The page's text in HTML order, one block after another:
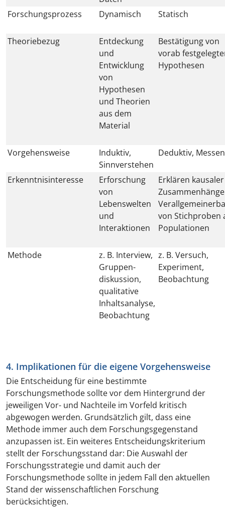
Forschungsprozess
Dynamisch Statisch
Theoriebezug
Entdeckung
und
Entwicklung
von
Hypothesen
und Theorien
aus dem
Material
Bestätigung von
vorab
Hypothesen
Vorgehensweise
Induktiv,
Sinnverstehen
Deduktiv, Messen
Erkenntnisinteresse
Erforschung
von
Lebenswelten
und
Interaktionen
Erklären kausaler
Zusammenhänge
von Stichproben
Populationen
Methode
z. B. Interview,
Gruppen-
diskussion,
qualitative
Inhaltsanalyse,
Beobachtung
z. B. Versuch,
Experiment,
Beobachtung
4. Implikationen für die eigene Vorgehensweise
Die Entscheidung für eine bestimmte
Forschungsmethode sollte vor dem Hintergrund der
jeweiligen Vor- und Nachteile im Vorfeld kritisch
abgewogen werden. Grundsätzlich gilt, dass eine
Methode immer auch dem Forschungsgegenstand
anzupassen ist. Ein weiteres Entscheidungskriterium
stellt der Forschungsstand dar: Die Auswahl der
Forschungsstrategie und damit auch der
Forschungsmethode sollte in jedem Fall den aktuellen
Stand der wissenschaftlichen Forschung
berücksichtigen.